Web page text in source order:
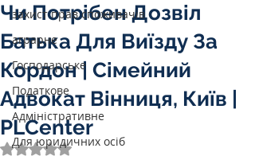
захист прав споживачів
аграрне
Господарське
Податкове
Адміністративне
Для юридичних осіб
Чи Потрібен Дозвіл
Батька Для Виїзду За
Кордон | Сімейний
Адвокат Вінниця, Київ |
PLCenter
Оцінка: NaN з 5 зірок.